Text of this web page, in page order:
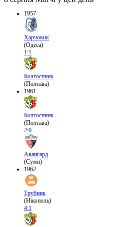
1957
Харчовик
(Одеса)
1:1
Колгоспник
(Полтава)
1961
Колгоспник
(Полтава)
2:0
Авангард
(Суми)
1962
Трубник
(Нікополь)
4:1